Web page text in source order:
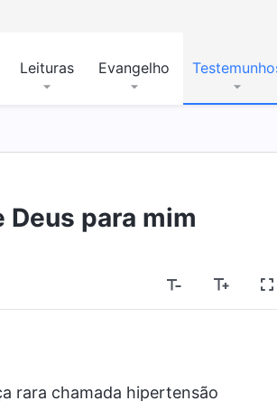
Leituras Evangelho
Deus para mim
rara chamada hipertensão